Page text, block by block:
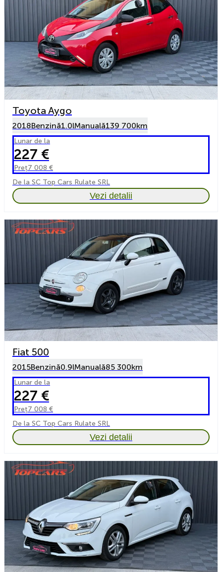
Toyota Aygo
2018Benzină1.0lManuală139 700km
Lunar de la
227 €
Preț7 008 €
De la SC Top Cars Rulate SRL
Vezi detalii
Fiat 500
2015Benzină0.9lManuală85 300km
Lunar de la
227 €
Preț7 008 €
De la SC Top Cars Rulate SRL
Vezi detalii